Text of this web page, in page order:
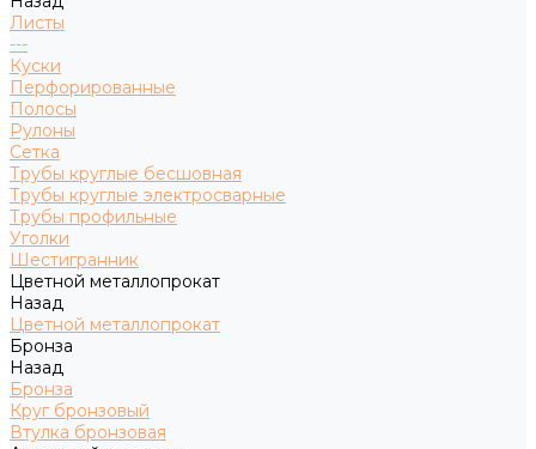
Листы
---
Куски
Перфорированные
Полосы
Рулоны
Сетка
Трубы круглые бесшовная
Трубы круглые электросварные
Трубы профильные
Уголки
Шестигранник
Цветной металлопрокат
Назад
Цветной металлопрокат
Бронза
Назад
Бронза
Круг бронзовый
Втулка бронзовая